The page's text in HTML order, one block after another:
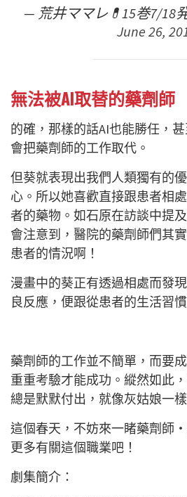
— 荒井ママレ💊15巻7/18
June 26,
無法被AI取替的藥劑師
的確，那樣的話AI也能勝任，
會把藥劑師的工作取代。
但葵就表現出我們人類獨有的
心。所以她喜歡直接跟患者相
者的藥物。如石原在訪談中提
會注意到，醫院的藥劑師們其
患者的情況啊！
漫畫中的葵正有透過相處而發
良反應，便跟從患者的生活習
藥劑師的工作並不簡單，而要
重重考驗才能成功。縱然如此
總是默默付出，就像灰姑娘一樣
這個春天，不妨來一睹藥劑師
更多有關這個職業吧！
劇集簡介：